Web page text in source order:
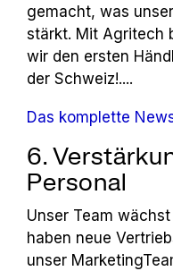
gemacht, was
stärkt. Mit Agritech
wir den ersten
der Schweiz!....
Das komplette
6.
Personal
Unser Team
haben neue
unser